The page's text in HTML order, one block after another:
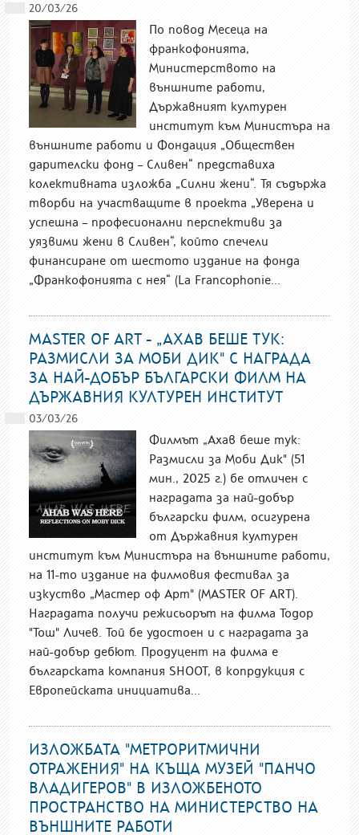
20/03/26
По повод Месеца на
франкофонията,
Министерството на
външните работи,
Държавният културен
институт към Министъра на
външните работи и Фондация „Обществен
дарителски фонд – Сливен“ представиха
колективната изложба „Силни жени“. Тя съдържа
творби на участващите в проекта „Уверена и
успешна – професионални перспективи за
уязвими жени в Сливен“, който спечели
финансиране от шестото издание на фонда
„Франкофонията с нея“ (La Francophonie...
MASTER OF ART - „АХАВ БЕШЕ ТУК:
РАЗМИСЛИ ЗА МОБИ ДИК" С НАГРАДА
ЗА НАЙ-ДОБЪР БЪЛГАРСКИ ФИЛМ НА
ДЪРЖАВНИЯ КУЛТУРЕН ИНСТИТУТ
03/03/26
Филмът „Ахав беше тук:
Размисли за Моби Дик" (51
мин., 2025 г.) бе отличен с
наградата за най-добър
български филм, осигурена
от Държавния културен
институт към Министъра на външните работи,
на 11-то издание на филмовия фестивал за
изкуство „Мастер оф Арт" (MASTER OF ART).
Наградата получи режисьорът на филма Тодор
"Тош" Личев. Той бе удостоен и с наградата за
най-добър дебют. Продуцент на филма е
българската компания SHOOT, в копрдукция с
Европейската инициатива...
ИЗЛОЖБАТА "МЕТРОРИТМИЧНИ
ОТРАЖЕНИЯ" НА КЪЩА МУЗЕЙ "ПАНЧО
ВЛАДИГЕРОВ" В ИЗЛОЖБЕНОТО
ПРОСТРАНСТВО НА МИНИСТЕРСТВО НА
ВЪНШНИТЕ РАБОТИ